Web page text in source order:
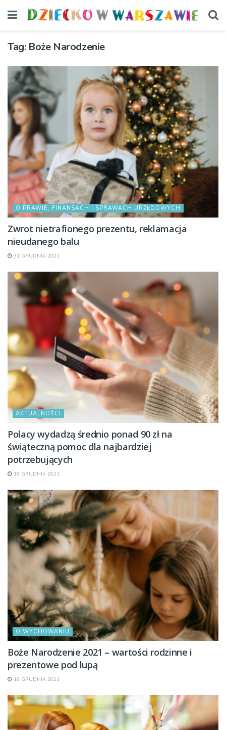
Tag: Boże Narodzenie
O PRAWIE, FINANSACH I SPRAWACH URZĘDOWYCH
Zwrot nietrafionego prezentu, reklamacja
nieudanego balu
31 GRUDNIA 2021
AKTUALNOŚCI
Polacy wydadzą średnio ponad 90 zł na
świąteczną pomoc dla najbardziej
potrzebujących
18 GRUDNIA 2021
O WYCHOWANIU
Boże Narodzenie 2021 – wartości rodzinne i
prezentowe pod lupą
18 GRUDNIA 2021